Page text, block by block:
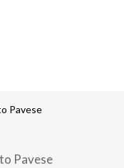
Pavese
Pavese